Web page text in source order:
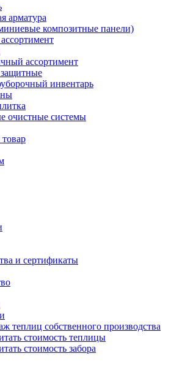
арматура
композитные панели)
ассортимент
инвентарь
очистные системы
и сертификаты
теплиц собственного производства
стоимость теплицы
стоимость забора